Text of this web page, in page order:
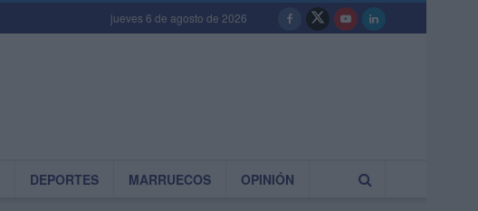
jueves 6 de agosto de 2026
DEPORTES MARRUECOS OPINIÓN